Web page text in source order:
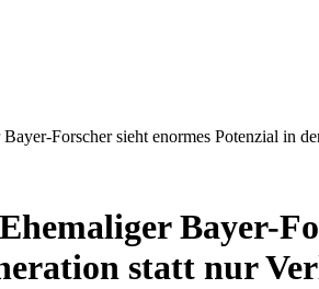
Forscher sieht enormes Potenzial in
Bayer-
statt nur